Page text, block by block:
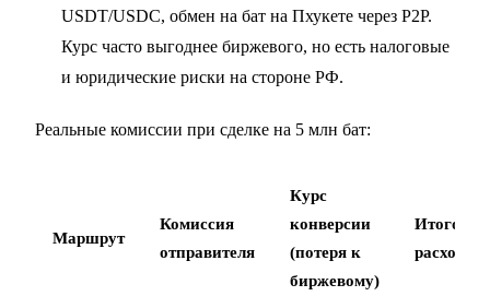
USDT/USDC, обмен на бат на Пхукете через P2P.
Курс часто выгоднее биржевого, но есть налоговые
и юридические риски на стороне РФ.
Реальные комиссии при сделке на 5 млн бат:
Маршрут
Комиссия
отправителя
Курс
конверсии
(потеря к
биржевому)
Итого
расход